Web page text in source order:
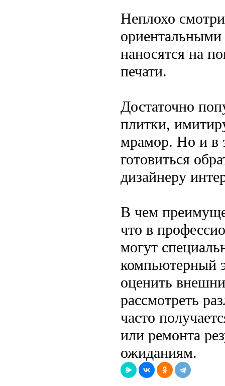
Неплохо
наносятся на
печати.
Достаточно
плитки,
мрамор. Но и в
готовиться
дизайнеру
В чем
что в
могут
компьютерный
оценить
рассмотреть
часто
или ремонта
ожиданиям.